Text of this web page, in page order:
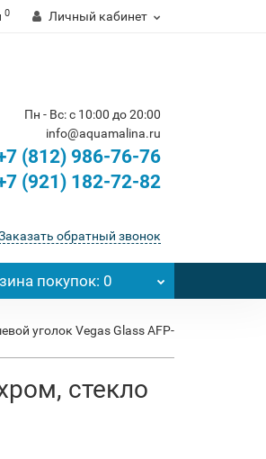
0 Личный кабинет
Пн - Вс: с 10:00 до 20:00
info@aquamalina.ru
(812) 986-76-76
(921) 182-72-82
обратный звонок
покупок: 0
уголок Vegas Glass AFP-
стекло